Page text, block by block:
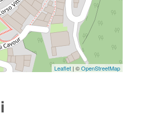
Leaflet | ©OpenStreetMap